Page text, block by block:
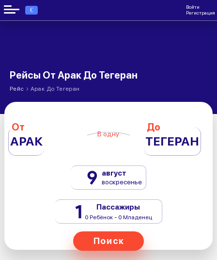
€
Войти
Регистрация
Рейсы От Арак До Тегеран
Рейс › Арак До Тегеран
От
АРАК В одну
До
ТЕГЕРАН
9 август
воскресенье
1 Пассажиры
0 Ребёнок - 0 Младенец
Поиск